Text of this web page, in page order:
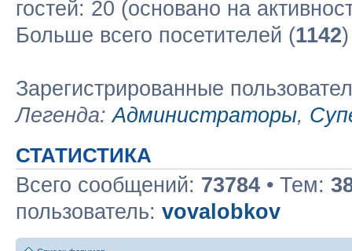
гостей: 20 (основано на
Больше всего посетителей (1142
Зарегистрированные
Легенда:Администраторы,
СТАТИСТИКА
Всего сообщений: 73784 • Тем:
пользователь: vovalobkov